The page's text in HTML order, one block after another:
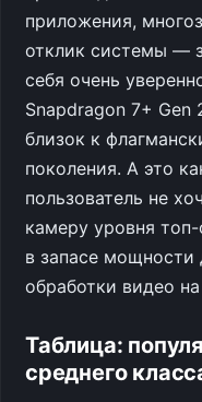
приложения,
отклик системы —
себя очень
Snapdragon 7+ Gen
близок к
поколения. А это
пользователь не
камеру уровня
в запасе мощности
обработки видео
Таблица:
среднего